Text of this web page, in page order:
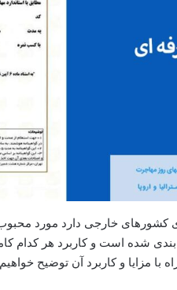
کشورهای خارجی دارد مورد
شده است و کاربرد هر کدام
مزایا و کاربرد آن توضیح خواهیم